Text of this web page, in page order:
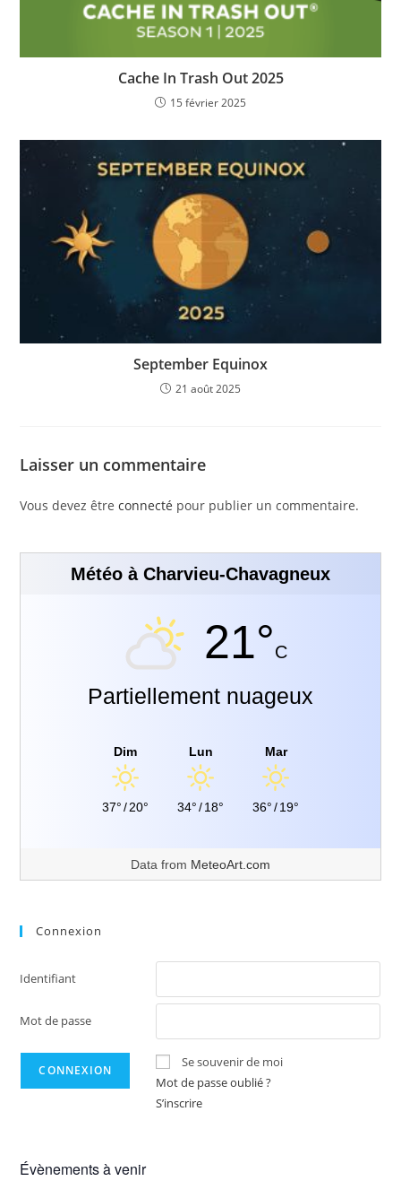
Cache In Trash Out 2025
15 février 2025
September Equinox
21 août 2025
Laisser un commentaire
Vous devez êtreconnecté pour publier un commentaire.
Météo à Charvieu-Chavagneux
21°C
Partiellement nuageux
Dim
37°/20°
Lun
34°/18°
Mar
36°/19°
Data from MeteoArt.com
Connexion
Identifiant
Mot de passe
Se souvenir de moi
Mot de passe oublié ?
S’inscrire
Évènements à venir